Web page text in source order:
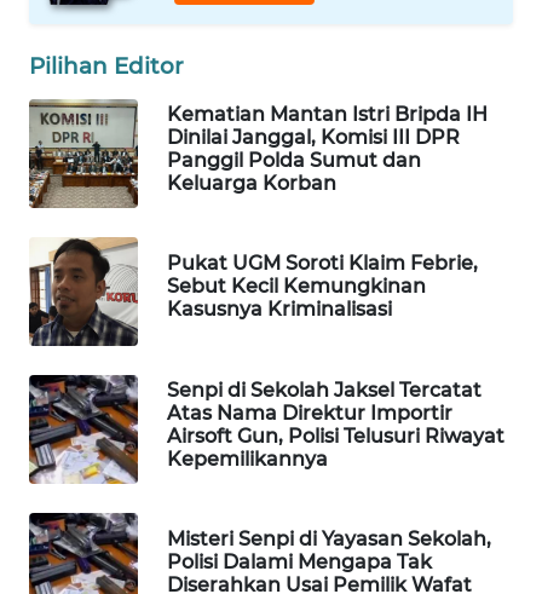
Pilihan Editor
Kematian Mantan Istri Bripda IH
Dinilai Janggal, Komisi III DPR
Panggil Polda Sumut dan
Keluarga Korban
Pukat UGM Soroti Klaim Febrie,
Sebut Kecil Kemungkinan
Kasusnya Kriminalisasi
Senpi di Sekolah Jaksel Tercatat
Atas Nama Direktur Importir
Airsoft Gun, Polisi Telusuri Riwayat
Kepemilikannya
Misteri Senpi di Yayasan Sekolah,
Polisi Dalami Mengapa Tak
Diserahkan Usai Pemilik Wafat
HEALTH
WAHANA
DESA
WISATA
LAPAK
Wahana
Network
LISTRIK
MASYARAKAT
KELISTRIKAN
WALINKI
ID